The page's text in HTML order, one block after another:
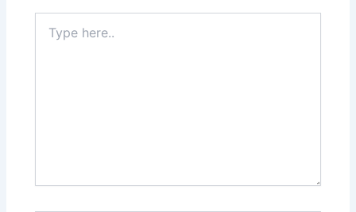
here..